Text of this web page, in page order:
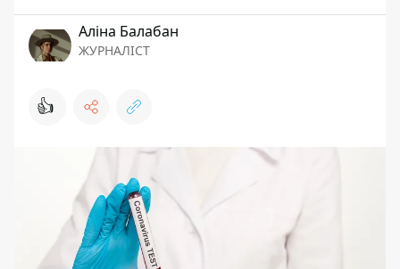
Аліна Балабан
ЖУРНАЛІСТ
👍